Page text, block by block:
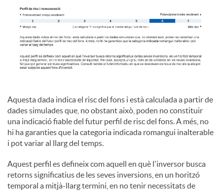
Aquesta dada indica el risc del fons i està calculada a partir de
dades simulades que, no obstant això, poden no constituir
una indicació fiable del futur perfil de risc del fons. A més, no
hi ha garanties que la categoria indicada romangui inalterable
i pot variar al llarg del temps.
Aquest perfil es defineix com aquell en què l'inversor busca
retorns significatius de les seves inversions, en un horitzó
temporal a mitjà-llarg termini, en no tenir necessitats de